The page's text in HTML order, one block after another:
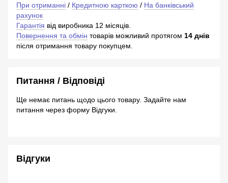
При отриманні / Кредитною карткою / На банківський
рахунок
Гарантія від виробника 12 місяців.
Повернення та обмін товарів можливий протягом 14 днів
після отримання товару покупцем.
Питання / Відповіді
Ще немає питань щодо цього товару. Задайте нам
питання через форму Відгуки.
Відгуки